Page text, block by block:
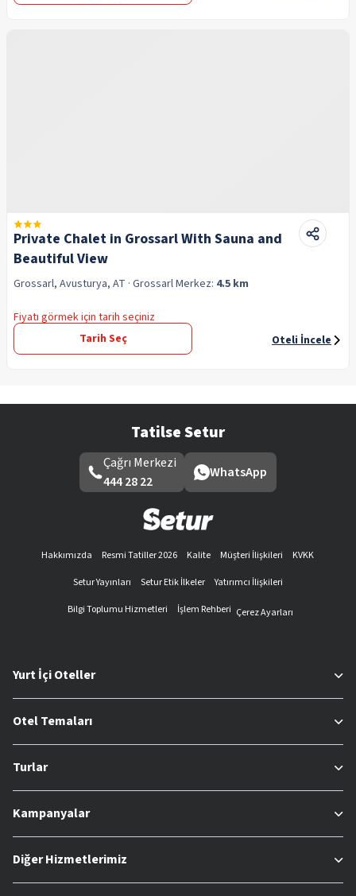
Private Chalet in Grossarl With Sauna and
Beautiful View
Grossarl, Avusturya, AT · GrossarlMerkez: 4.5 km
Fiyatı görmek için tarih seçiniz
Tarih Seç
Oteli İncele
Tatilse Setur
Çağrı Merkezi
444 28 22
WhatsApp
Hakkımızda Resmi Tatiller 2026 Kalite Müşteri İlişkileri
KVKK
Setur Yayınları
Setur Etik İlkeler
Yatırımcı İlişkileri
Bilgi Toplumu Hizmetleri
İşlem Rehberi Çerez Ayarları
Yurt İçi Oteller
Otel Temaları
Turlar
Kampanyalar
Diğer Hizmetlerimiz